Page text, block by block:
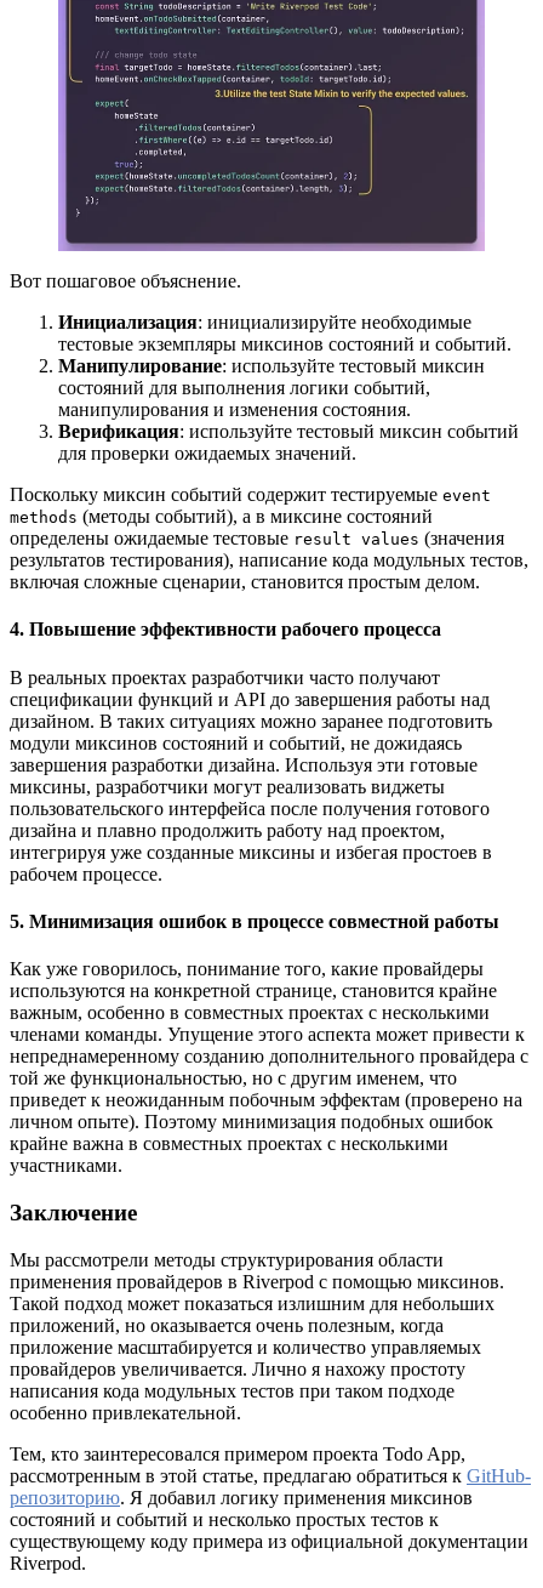
Вот пошаговое объяснение.
Инициализация: инициализируйте необходимые
тестовые экземпляры миксинов состояний и событий.
Манипулирование: используйте тестовый миксин
состояний для выполнения логики событий,
манипулирования и изменения состояния.
Верификация: используйте тестовый миксин событий
для проверки ожидаемых значений.
Поскольку миксин событий содержит тестируемые event
methods (методы событий), а в миксине состояний
определены ожидаемые тестовые result values (значения
результатов тестирования), написание кода модульных тестов,
включая сложные сценарии, становится простым делом.
4. Повышение эффективности рабочего процесса
В реальных проектах разработчики часто получают
спецификации функций и API до завершения работы над
дизайном. В таких ситуациях можно заранее подготовить
модули миксинов состояний и событий, не дожидаясь
завершения разработки дизайна. Используя эти готовые
миксины, разработчики могут реализовать виджеты
пользовательского интерфейса после получения готового
дизайна и плавно продолжить работу над проектом,
интегрируя уже созданные миксины и избегая простоев в
рабочем процессе.
5. Минимизация ошибок в процессе совместной работы
Как уже говорилось, понимание того, какие провайдеры
используются на конкретной странице, становится крайне
важным, особенно в совместных проектах с несколькими
членами команды. Упущение этого аспекта может привести к
непреднамеренному созданию дополнительного провайдера с
той же функциональностью, но с другим именем, что
приведет к неожиданным побочным эффектам (проверено на
личном опыте). Поэтому минимизация подобных ошибок
крайне важна в совместных проектах с несколькими
участниками.
Заключение
Мы рассмотрели методы структурирования области
применения провайдеров в Riverpod с помощью миксинов.
Такой подход может показаться излишним для небольших
приложений, но оказывается очень полезным, когда
приложение масштабируется и количество управляемых
провайдеров увеличивается. Лично я нахожу простоту
написания кода модульных тестов при таком подходе
особенно привлекательной.
Тем, кто заинтересовался примером проекта Todo App,
рассмотренным в этой статье, предлагаю обратиться к GitHub-
репозиторию. Я добавил логику применения миксинов
состояний и событий и несколько простых тестов к
существующему коду примера из официальной документации
Riverpod.